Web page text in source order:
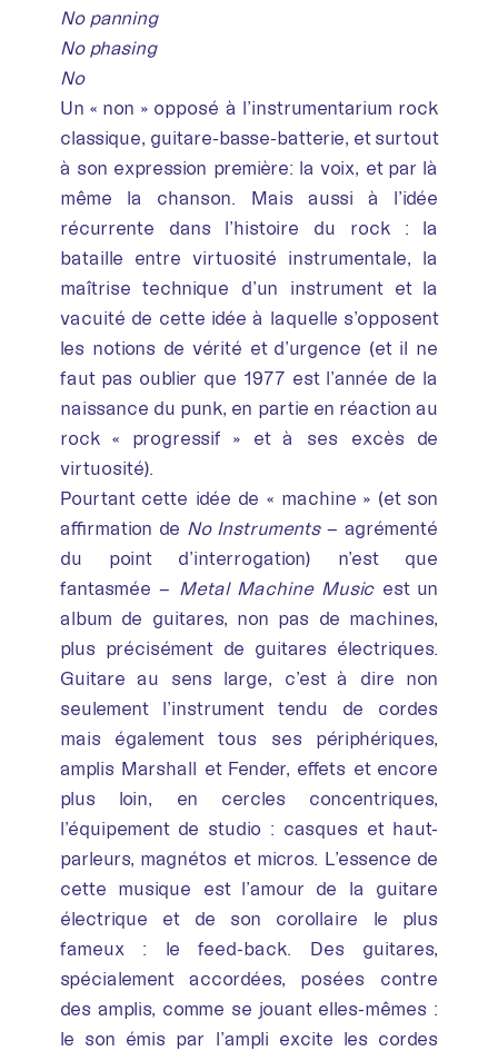
No panning
No phasing
No
Un « non » opposé à l’instrumentarium rock
classique, guitare-basse-batterie, et surtout
à son expression première: la voix, et par là
même la chanson. Mais aussi à l’idée
récurrente dans l’histoire du rock : la
bataille entre virtuosité instrumentale, la
maîtrise technique d’un instrument et la
vacuité de cette idée à laquelle s’opposent
les notions de vérité et d’urgence (et il ne
faut pas oublier que 1977 est l’année de la
naissance du punk, en partie en réaction au
rock « progressif » et à ses excès de
virtuosité).
Pourtant cette idée de « machine » (et son
affirmation de No Instruments– agrémenté
du point d’interrogation) n’est que
fantasmée – Metal Machine Musicest un
album de guitares, non pas de machines,
plus précisément de guitares électriques.
Guitare au sens large, c’est à dire non
seulement l’instrument tendu de cordes
mais également tous ses périphériques,
amplis Marshall et Fender, effets et encore
plus loin, en cercles concentriques,
l’équipement de studio : casques et haut-
parleurs, magnétos et micros. L’essence de
cette musique est l’amour de la guitare
électrique et de son corollaire le plus
fameux : le feed-back. Des guitares,
spécialement accordées, posées contre
des amplis, comme se jouant elles-mêmes :
le son émis par l’ampli excite les cordes